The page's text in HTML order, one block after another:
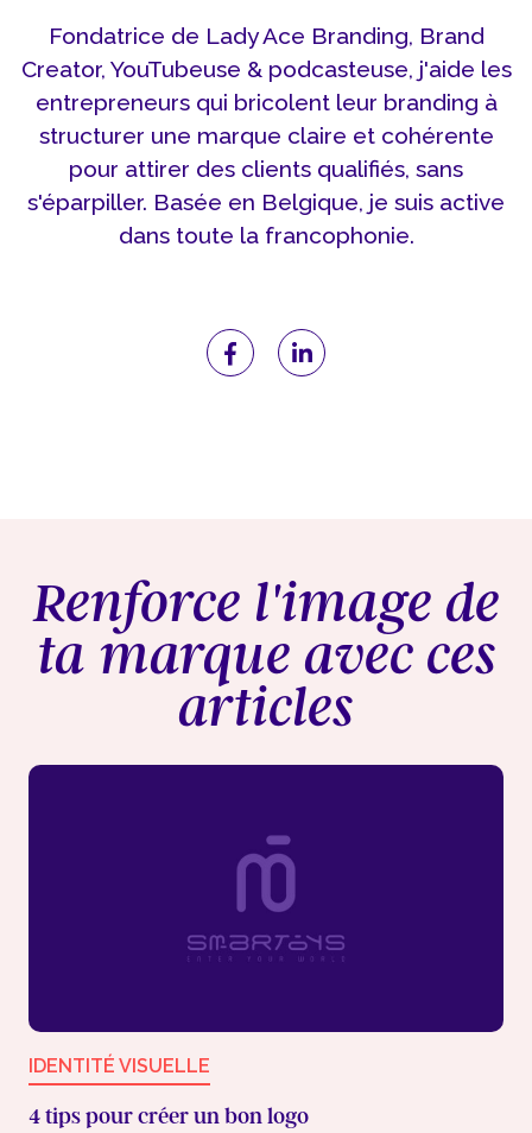
Fondatrice de Lady Ace Branding, Brand
Creator, YouTubeuse & podcasteuse, j'aide les
entrepreneurs qui bricolent leur branding à
structurer une marque claire et cohérente
pour attirer des clients qualifiés, sans
s'éparpiller. Basée en Belgique, je suis active
dans toute la francophonie.
Renforce l'image de
ta marque avec ces
articles
IDENTITÉ VISUELLE
4 tips pour créer un bon logo